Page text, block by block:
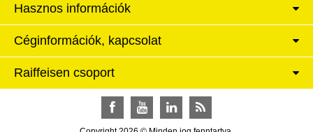
Hasznos információk
Céginformációk, kapcsolat
Raiffeisen csoport
FacebookYouTubeLinkedInRSS